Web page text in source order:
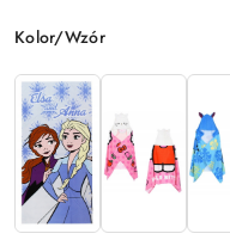
Wariant
Kolor/Wzór